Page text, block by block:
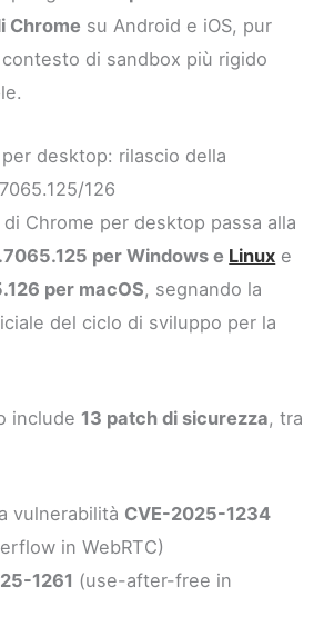
Chrome su Android e iOS, pur
di sandbox più rigido
desktop: rilascio della
126
Chrome per desktop passa alla
per Windows e Linux e
per macOS, segnando la
del ciclo di sviluppo per la
include 13 patch di sicurezza, tra
vulnerabilità CVE-2025-1234
in WebRTC)
1261 (use-after-free in